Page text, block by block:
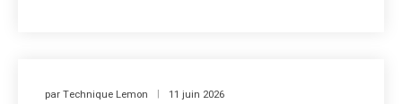
parTechnique Lemon 11 juin 2026